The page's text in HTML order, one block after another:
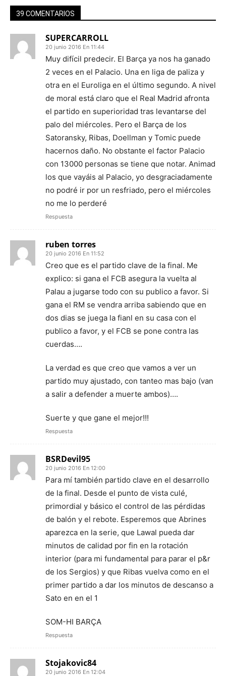
39 COMENTARIOS
SUPERCARROLL
20 junio 2016 En 11:44
Muy difícil predecir. El Barça ya nos ha ganado
2 veces en el Palacio. Una en liga de paliza y
otra en el Euroliga en el último segundo. A nivel
de moral está claro que el Real Madrid afronta
el partido en superioridad tras levantarse del
palo del miércoles. Pero el Barça de los
Satoransky, Ribas, Doellman y Tomic puede
hacernos daño. No obstante el factor Palacio
con 13000 personas se tiene que notar. Animad
los que vayáis al Palacio, yo desgraciadamente
no podré ir por un resfriado, pero el miércoles
no me lo perderé
Respuesta
ruben torres
20 junio 2016 En 11:52
Creo que es el partido clave de la final. Me
explico: si gana el FCB asegura la vuelta al
Palau a jugarse todo con su publico a favor. Si
gana el RM se vendra arriba sabiendo que en
dos dias se juega la fianl en su casa con el
publico a favor, y el FCB se pone contra las
cuerdas….
La verdad es que creo que vamos a ver un
partido muy ajustado, con tanteo mas bajo (van
a salir a defender a muerte ambos)….
Suerte y que gane el mejor!!!
Respuesta
BSRDevil95
20 junio 2016 En 12:00
Para mí también partido clave en el desarrollo
de la final. Desde el punto de vista culé,
primordial y básico el control de las pérdidas
de balón y el rebote. Esperemos que Abrines
aparezca en la serie, que Lawal pueda dar
minutos de calidad por fin en la rotación
interior (para mi fundamental para parar el p&r
de los Sergios) y que Ribas vuelva como en el
primer partido a dar los minutos de descanso a
Sato en en el 1
SOM-HI BARÇA
Respuesta
Stojakovic84
20 junio 2016 En 12:04